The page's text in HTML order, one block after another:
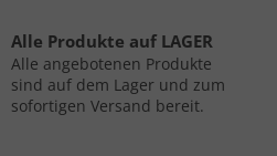
Alle Produkte auf LAGER
Alle angebotenen Produkte
sind auf dem Lager und zum
sofortigen Versand bereit.